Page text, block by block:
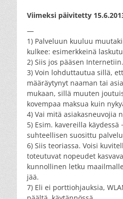
Viimeksi päivitetty
—
1) Palveluun kuuluu
kulkee: esimerkkeinä
2) Siis jos pääsen Internetiin.
3) Voin lohduttautua sillä,
määräytynyt naaman tai
mukaan, sillä muuten
kovempaa maksua kuin
4) Vai mitä asiakasneuvojia
5) Esim. kavereilla käydessä
suhteellisen suosittu
6) Siis teoriassa. Voisi
toteutuvat nopeudet
kunnollinen letku
jää.
7) Eli ei porttiohjauksia,